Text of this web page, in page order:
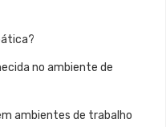
no ambiente de
ambientes de trabalho